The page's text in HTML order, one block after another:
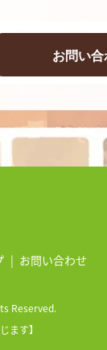
お問い
お問い合わせ
Reserved.
ます】